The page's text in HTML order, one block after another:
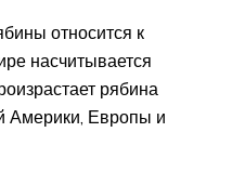
относится к
насчитывается
рябина
Америки, Европы и